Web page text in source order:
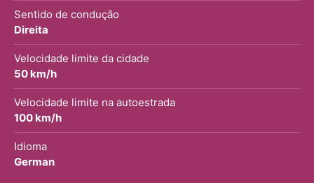
Sentido de condução
Direita
Velocidade limite da cidade
50 km/h
Velocidade limite na autoestrada
100 km/h
Idioma
German